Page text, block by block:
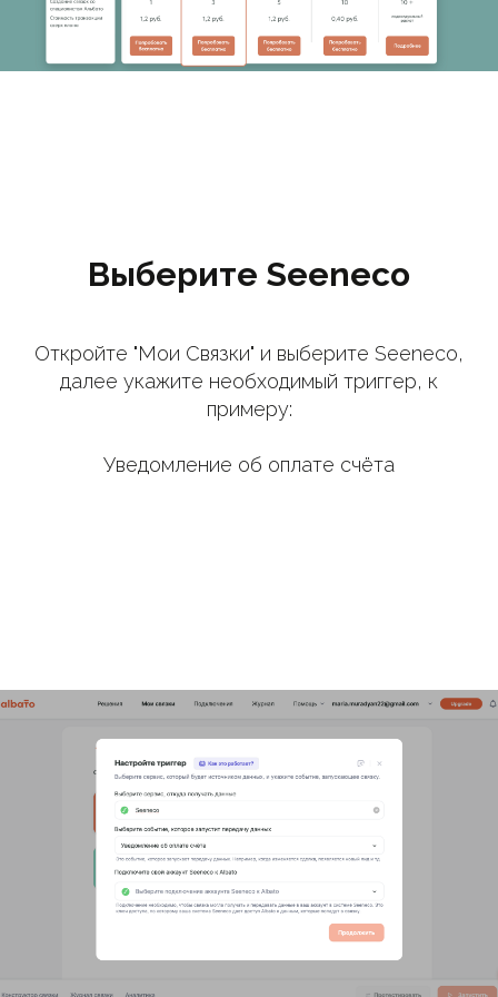
Выберите Seeneco
Откройте "Мои Связки" и выберите Seeneco,
далее укажите необходимый триггер, к
примеру:
Уведомление об оплате счёта